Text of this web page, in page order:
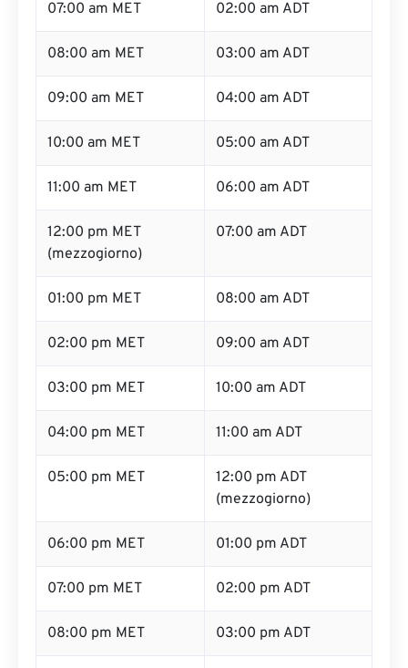
07:00 am MET 02:00 am ADT
08:00 am MET 03:00 am ADT
09:00 am MET 04:00 am ADT
10:00 am MET 05:00 am ADT
11:00 am MET 06:00 am ADT
12:00 pm MET
(mezzogiorno)
07:00 am ADT
01:00 pm MET 08:00 am ADT
02:00 pm MET 09:00 am ADT
03:00 pm MET 10:00 am ADT
04:00 pm MET 11:00 am ADT
05:00 pm MET
12:00 pm ADT
(mezzogiorno)
06:00 pm MET 01:00 pm ADT
07:00 pm MET 02:00 pm ADT
08:00 pm MET 03:00 pm ADT